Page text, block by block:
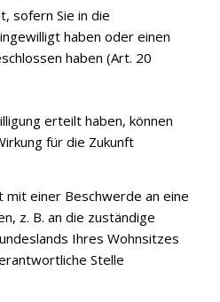
sofern Sie in die
haben oder einen
haben (Art. 20
erteilt haben, können
für die Zukunft
mit einer Beschwerde an eine
z. B. an die zuständige
Ihres Wohnsitzes
Stelle